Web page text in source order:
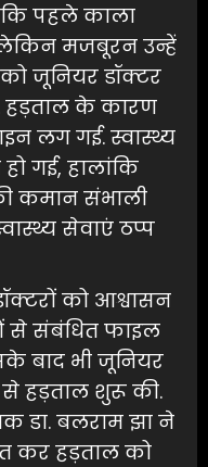
कि पहले काला
मजबूरन उन्हें
जूनियर डॉक्टर
हड़ताल के कारण
लग गई. स्वास्थ्य
गई, हालांकि
कमान संभाली
सेवाएं ठप्प
को आश्वासन
से संबंधित फाइल
बाद भी जूनियर
से हड़ताल शुरू की.
डा. बलराम झा ने
कर हड़ताल को